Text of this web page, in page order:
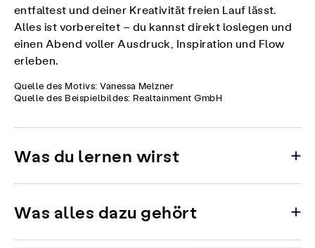
entfaltest und deiner Kreativität freien Lauf lässt.
Alles ist vorbereitet – du kannst direkt loslegen und
einen Abend voller Ausdruck, Inspiration und Flow
erleben.
Quelle des Motivs: Vanessa Melzner
Quelle des Beispielbildes: Realtainment GmbH
Was du lernen wirst
Was alles dazu gehört